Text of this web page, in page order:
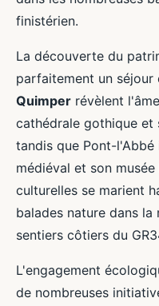
finistérien.
La découverte du
parfaitement un séjour
Quimper révèlent
cathédrale gothique et
tandis que Pont-
médiéval et son
culturelles se marient
balades nature dans la
sentiers côtiers du
L'engagement
de nombreuses